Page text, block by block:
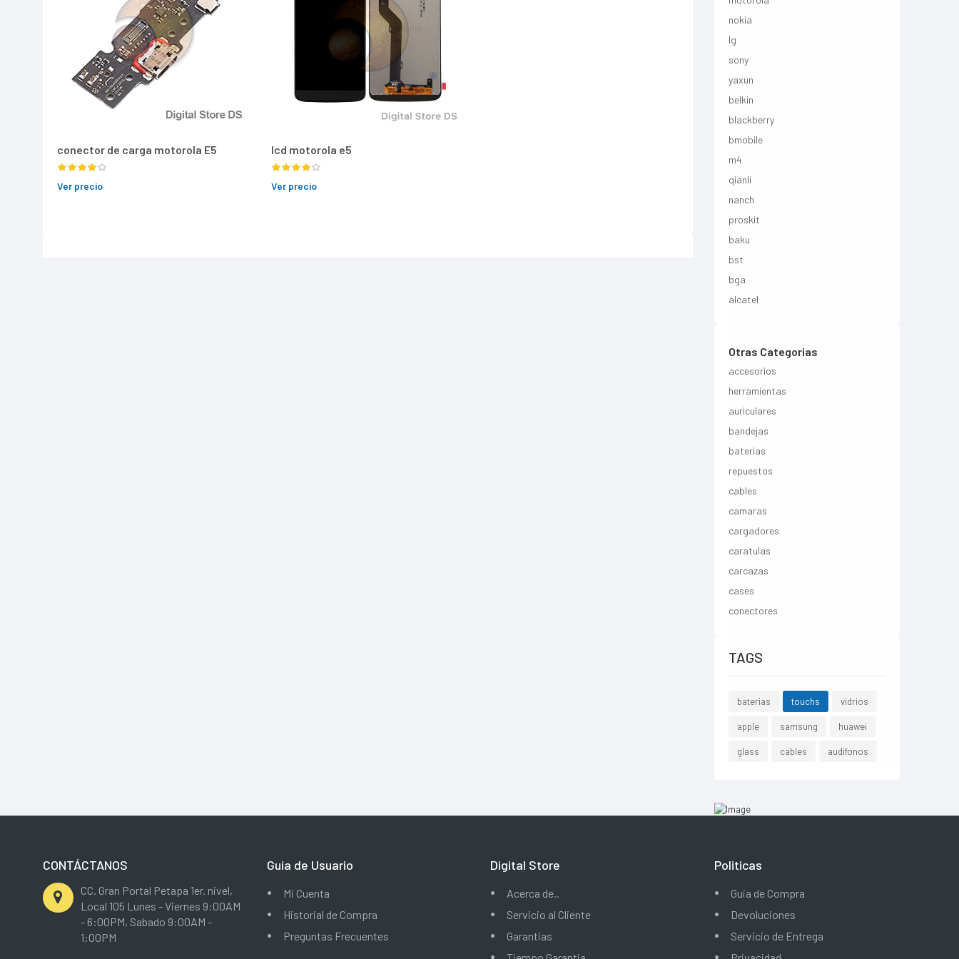
conector de carga motorola E5
Ver precio
lcd motorola e5
Ver precio
nokia
lg
sony
yaxun
belkin
blackberry
bmobile
m4
qianli
nanch
proskit
baku
bst
bga
alcatel
Otras Categorias
accesorios
herramientas
auriculares
bandejas
baterias
repuestos
cables
camaras
cargadores
caratulas
carcazas
cases
conectores
TAGS
baterias touchs vidrios
apple samsung huawei
glass cables audifonos
CONTÁCTANOS
CC. Gran Portal Petapa 1er. nivel,
Local 105 Lunes - Viernes 9:00AM
- 6:00PM, Sabado 9:00AM -
1:00PM
Guia de Usuario
Mi Cuenta
Historial de Compra
Preguntas Frecuentes
Digital Store
Acerca de..
Servicio al Cliente
Garantias
Politicas
Guia de Compra
Devoluciones
Servicio de Entrega